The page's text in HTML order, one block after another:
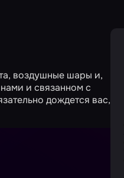
воздушные шары и,
и связанном с
дождется вас,